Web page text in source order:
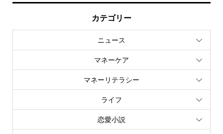
カテゴリー
ニュース
マネーケア
マネーリテラシー
ライフ
恋愛小説